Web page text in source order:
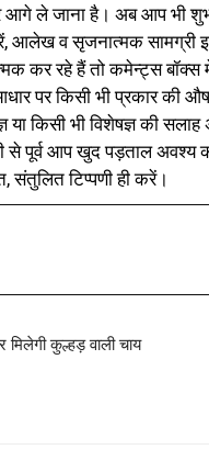
आगे ले जाना है। अब आप भी
आलेख व सृजनात्मक सामग्री
कर रहे हैं तो कमेन्ट्स बॉक्स
पर किसी भी प्रकार की
या किसी भी विशेषज्ञ की
से पूर्व आप खुद पड़ताल
संतुलित टिप्पणी ही करें।
कुल्हड़ वाली चाय